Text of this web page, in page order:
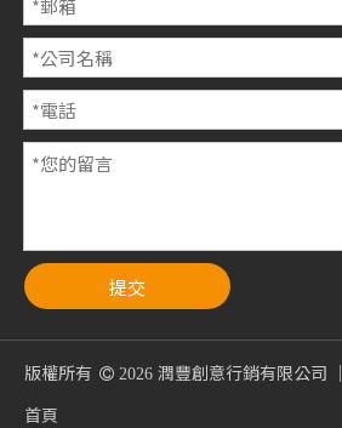
提交
版權所有  2026 潤豐創意行銷有限公司 ｜
首頁